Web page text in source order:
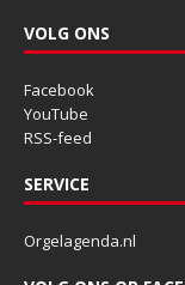
VOLG ONS
Facebook
YouTube
RSS-feed
SERVICE
Orgelagenda.nl